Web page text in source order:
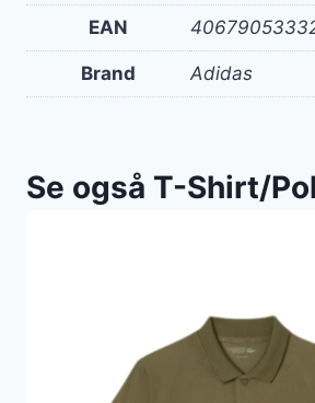
EAN
Brand Adidas
Se også T-Shirt/